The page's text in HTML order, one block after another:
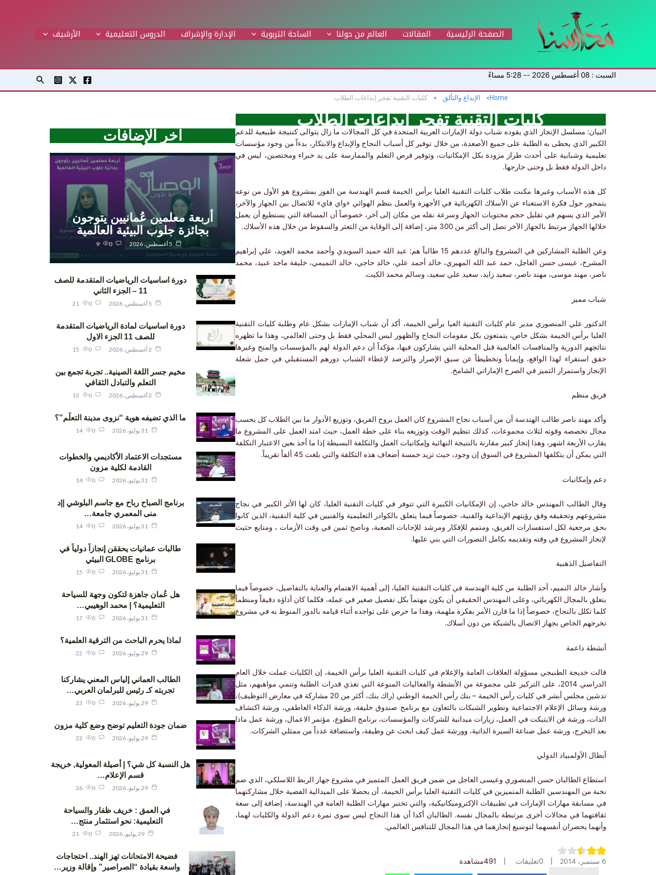
الصفحة الرئيسية المقالات العالم من حولنا الساحة التربوية الإدارة والإشراف الدروس التعليمية اﻷرشيف
السبت : 08 أغسطس 2026 -- 5:28 مساءً البحث
Home الإبداع والتألق كليات التقنية تفجر إبداعات الطلاب
كليات التقنية تفجر إبداعات الطلاب
البيان: مسلسل الإنجاز الذي يقوده شباب دولة الإمارات العربية المتحدة في كل المجالات ما زال يتوالى كنتيجة طبيعية للدعم
الكبير الذي يحظى به الطلبة على جميع الأصعدة، من خلال توفير كل أسباب النجاح والإبداع والابتكار، بدءاً من وجود مؤسسات
تعليمية وشبابية على أحدث طراز مزودة بكل الإمكانيات، وتوفير فرص التعلم والممارسة على يد خبراء ومختصين، ليس في
داخل الدولة فقط بل وحتى خارجها.
كل هذه الأسباب وغيرها مكنت طلاب كليات التقنية العليا برأس الخيمة قسم الهندسة من الفوز بمشروع هو الأول من نوعه
يتمحور حول فكرة الاستغناء عن الأسلاك الكهربائية في الأجهزة والعمل بنظم الهوائي «واي فاي» للاتصال بين الجهاز والآخر،
الأمر الذي يسهم في تقليل حجم محتويات الجهاز وسرعة نقله من مكان إلى آخر، خصوصاً أن المسافة التي يستطيع أن يعمل
خلالها الجهاز مرتبط بالجهاز الآخر تصل إلى أكثر من 300 متر، إضافة إلى الوقاية من التعثر والسقوط من خلال هذه الأسلاك.
وعن الطلبة المشاركين في المشروع والبالغ عددهم 15 طالباً هم: عبد الله حميد السويدي وأحمد محمد العويد، علي إبراهيم
المشرخ، عيسى حسن العاجل، حمد عبد الله المهيري، خالد أحمد علي، خالد حاجي، خالد التميمي، خليفة ماجد عبيد، محمد
ناصر، مهند موسى، مهند ناصر، سعيد زايد، سعيد علي سعيد، وسالم محمد الكيت.
شباب مميز
الدكتور علي المنصوري مدير عام كليات التقنية العيا برأس الخيمة، أكد أن شباب الإمارات بشكل عام وطلبة كليات التقنية
العليا برأس الخيمة بشكل خاص، يتمتعون بكل مقومات النجاح والظهور ليس المحلي فقط بل وحتى العالمي، وهذا ما تظهره
نتائجهم الدورية والمنافسات العالمية قبل المحلية التي يشاركون فيها، مؤكداً أن دعم الدولة لهم بالمؤسسات والمنح وغيرها
حقق استقراء لهذا الواقع، وإيماناً وتخطيطاً عن سبق الإصرار والترصد لإعطاء الشباب دورهم المستقبلي في حمل شعلة
الإنجاز واستمرار التميز في الصرح الإماراتي الشامخ.
فريق منظم
وأكد مهند ناصر طالب الهندسة أن من أسباب نجاح المشروع كان العمل بروح الفريق، وتوزيع الأدوار ما بين الطلاب كل بحسب
مجال تخصصه وقوته لثلاث مجموعات، كذلك تنظيم الوقت وتوزيعه بناء على خطة العمل، حيث امتد العمل على المشروع ما
يقارب الأربعة اشهر، وهذا إنجاز كبير مقارنة بالنتيجة النهائية وإمكانيات العمل والتكلفة البسيطة إذا ما أخذ بعين الاعتبار التكلفة
التي يمكن أن يتكلفها المشروع في السوق إن وجود، حيث تزيد خمسة أضعاف هذه التكلفة والتي بلغت 45 ألفاً تقريباً.
دعم وإمكانيات
وقال الطالب المهندس خالد حاجي، إن الإمكانيات الكبيرة التي تتوفر في كليات التقنية العليا، كان لها الأثر الكبير في نجاح
مشروعهم وتحقيقه وفق رؤيتهم الإبداعية والفنية، خصوصاً فيما يتعلق بالكوادر التعليمية والفنيين في كلية التقنية، الذين كانوا
بحق مرجعية لكل استفسارات الفريق، ومتمم للإفكار ومرشد للإجابات الصعبة، وناصح ثمين في وقت الأزمات ، ومتابع حثيث
لإنجاز المشروع في وقته وتقديمه بكامل التصورات التي بني عليها.
التفاصيل الذهبية
وأشار خالد التميم، أحد الطلبة من كلية الهندسة في كليات التقنية العليا، إلى أهمية الاهتمام والعناية بالتفاصيل، خصوصاً فيما
يتعلق بالمجال الكهربائي، وعلى المهندس الحقيقي أن يكون مهتماً بكل تفصيل صغير في عمله، فكلما كان أداؤه دقيقاً ومنظماً
كلما تكلل بالنجاح، خصوصاً إذا ما قارن الأمر بفكرة ملهمة، وهذا ما حرص على تواجده أثناء قيامه بالدور المنوط به في مشروع
تخرجهم الخاص بجهاز الاتصال بالشبكة من دون أسلاك.
أنشطة داعمة
قالت خديجة الطنيجي مسؤولة العلاقات العامة والإعلام في كليات التقنية العليا برأس الخيمة، إن الكليات عملت خلال العام
الدراسي 2014، على التركيز على مجموعة من الأنشطة والفعاليات المنوعة التي تغذي قدرات الطلبة وتنمي مواهبهم، مثل
تدشين مجلس أبشر في كليات رأس الخيمة – بنك رأس الخيمة الوطني (راك بنك، أكثر من 20 مشاركة في معارض التوظيف)،
ورشة وسائل الإعلام الاجتماعية وتطوير الشبكات بالتعاون مع برنامج صندوق خليفة، ورشة الذكاء العاطفي، ورشة اكتشاف
الذات، ورشة فن الايتيكت في العمل، زيارات ميدانية للشركات والمؤسسات، برنامج التطوع، مؤتمر الاعمال، ورشة عمل ماذا
بعد التخرج، ورشة عمل صناعة السيرة الذاتية، وورشة عمل كيف ابحث عن وظيفة، واستضافة عدداً من ممثلي الشركات.
أبطال الأولمبياد الدولي
استطاع الطالبان حسن المنصوري وعيسى العاجل من ضمن فريق العمل المتميز في مشروع جهاز الربط اللاسلكي، الذي ضم
نخبة من المهندسين الطلبة المتميزين في كليات التقنية العليا برأس الخيمة، أن يحصلا على الميدالية الفضية خلال مشاركتهما
في مسابقة مهارات الإمارات في تطبيقات الإكتروميكانيكية، والتي تختبر مهارات الطلبة العامة في الهندسة، إضافة إلى سعة
ثقافتهما في مجالات أخرى مرتبطة بالمجال نفسه. الطالبان أكدا أن هذا النجاح ليس سوى ثمرة دعم الدولة والكليات لهما،
وأنهما يحضران أنفسهما لتوسيع إنجازهما في هذا المجال للتنافس العالمي.
6 سبتمبر، 2014 0تعليقات 491مشاهدة
آخر الإضافات
أربعة معلمين عُمانيين يتوجون
بجائزة جلوب البيئية العالمية
0
9
دورة اساسيات الرياضيات المتقدمة للصف
11 – الجزء الثاني
0
دورة اساسيات لمادة الرياضيات المتقدمة
للصف 11 الجزء الاول
0
مخيم جسر اللغة الصينية.. تجربة تجمع بين
التعلم والتبادل الثقافي
0
ما الذي تضيفه هوية “نزوى مدينة التعلّم”؟
14
مستجدات الاعتماد الأكاديمي والخطوات
القادمة لكلية مزون
14
برنامج الصباح رباح مع جاسم البلوشي ||د
منى المعمري جامعة…
14
طالبات عمانيات يحققن إنجازاً دولياً في
برنامج GLOBE البيئي
هل عُمان جاهزة لتكون وجهة للسياحة
التعليمية؟ | محمد الوهيبي…
لماذا يحرم الباحث من الترقية العلمية؟
الطالب العماني إلياس المعني يشاركنا
تجربته كـ رئيس للبرلمان العربي…
ضمان جودة التعليم توضح وضع كلية مزون
هل النسبة كل شي؟ | أصيلة المعولية, خريجة
قسم الإعلام…
في العمق : خريف ظفار والسياحة
التعليمية: نحو استثمار منتج…
29 يوليو، 2026 0
فضيحة الامتحانات تهز الهند.. احتجاجات
واسعة بقيادة “الصراصير” وإقالة وزير…